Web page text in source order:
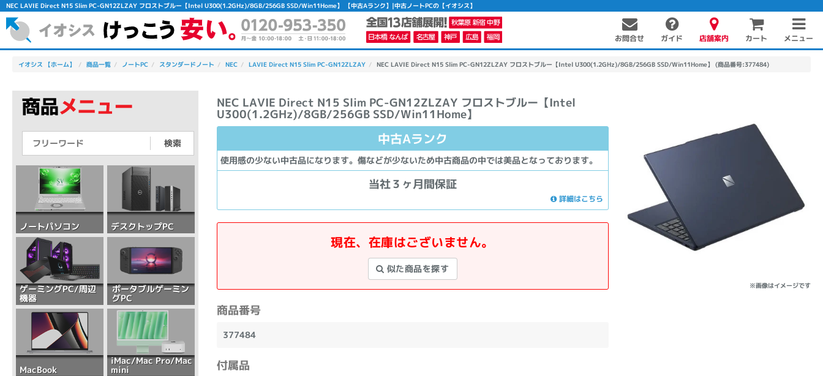
NEC LAVIE Direct N15 Slim PC-GN12ZLZAY フロストブルー【Intel U300(1.2GHz)/8GB/256GB SSD/Win11Home】 【中古Aランク】|中古ノートPCの【イオシス】
お問合せ ガイド 店舗案内 カート メニュー
イオシス 【ホーム】 商品一覧 ノートPC スタンダードノート NEC LAVIE Direct N15 Slim PC-GN12ZLZAY NEC LAVIE Direct N15 Slim PC-GN12ZLZAY フロストブルー【Intel U300(1.2GHz)/8GB/256GB SSD/Win11Home】 (商品番号:377484)
NEC LAVIE Direct N15 Slim PC-GN12ZLZAY フロストブルー【Intel
U300(1.2GHz)/8GB/256GB SSD/Win11Home】
※画像はイメージです
中古Aランク
使用感の少ない中古品になります。傷などが少ないため中古商品の中では美品となっております。
当社３ヶ月間保証
詳細はこちら
現在、在庫はございません。
似た商品を探す
商品番号
377484
付属品
検索
ノートパソコン デスクトップPC
ゲーミングPC/周辺
機器
ポータブルゲーミン
グPC
MacBook
iMac/Mac Pro/Mac
mini